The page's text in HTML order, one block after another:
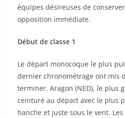
équipes désireuses de
opposition immédiate.
Début de classe 1
Le départ monocoque le plus
dernier chronométrage ont mis
terminer. Aragon (NED), le plus
ceinturé au départ avec le plus
hanche et juste sous le vent. Les